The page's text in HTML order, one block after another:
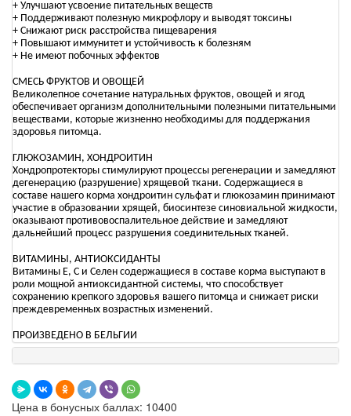
+ Улучшают усвоение питательных веществ
+ Поддерживают полезную микрофлору и выводят токсины
+ Снижают риск расстройства пищеварения
+ Повышают иммунитет и устойчивость к болезням
+ Не имеют побочных эффектов
СМЕСЬ ФРУКТОВ И ОВОЩЕЙ
Великолепное сочетание натуральных фруктов, овощей и ягод
обеспечивает организм дополнительными полезными питательными
веществами, которые жизненно необходимы для поддержания
здоровья питомца.
ГЛЮКОЗАМИН, ХОНДРОИТИН
Хондропротекторы стимулируют процессы регенерации и замедляют
дегенерацию (разрушение) хрящевой ткани. Содержащиеся в
составе нашего корма хондроитин сульфат и глюкозамин принимают
участие в образовании хрящей, биосинтезе синовиальной жидкости,
оказывают противовоспалительное действие и замедляют
дальнейший процесс разрушения соединительных тканей.
ВИТАМИНЫ, АНТИОКСИДАНТЫ
Витамины Е, С и Селен содержащиеся в составе корма выступают в
роли мощной антиоксидантной системы, что способствует
сохранению крепкого здоровья вашего питомца и снижает риски
преждевременных возрастных изменений.
ПРОИЗВЕДЕНО В БЕЛЬГИИ
Цена в бонусных баллах: 10400